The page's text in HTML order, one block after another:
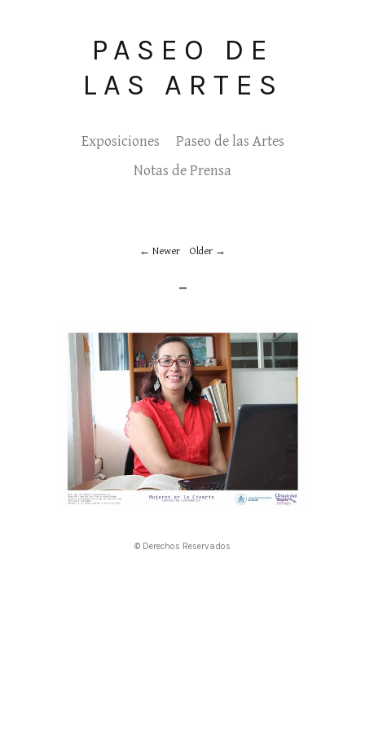
PASEO DE
LAS ARTES
Exposiciones
Paseo de las Artes
Notas de Prensa
Newer Older
_
© Derechos Reservados